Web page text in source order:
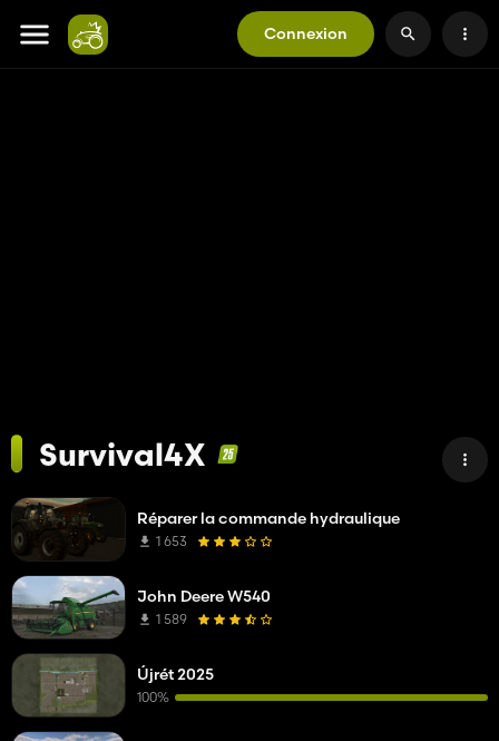
Connexion
Survival4X
Réparer la commande hydraulique
1 653
John Deere W540
1 589
Újrét 2025
100%